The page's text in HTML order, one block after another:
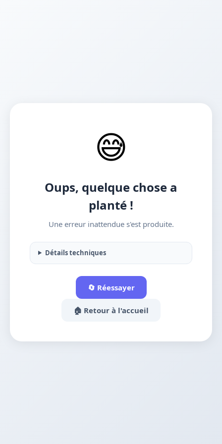
😅
Oups, quelque chose a
planté !
Une erreur inattendue s'est produite.
Détails techniques
🔄 Réessayer
🏠 Retour à l'accueil